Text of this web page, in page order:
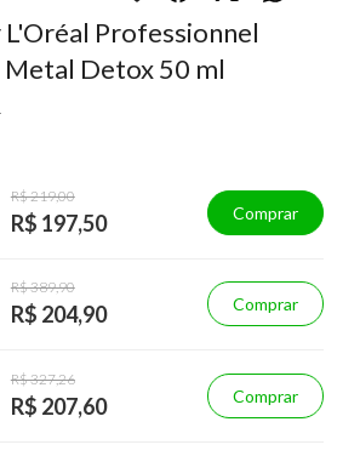
Professionnel
Detox 50 ml
R$ 219,00
R$ 197,50 Comprar
R$ 389,90
R$ 204,90 Comprar
R$ 327,26
R$ 207,60 Comprar